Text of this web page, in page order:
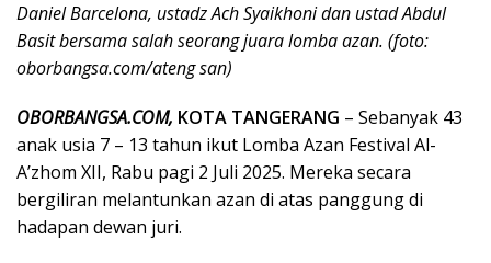
Daniel Barcelona, ustadz Ach Syaikhoni dan ustad Abdul
Basit bersama salah seorang juara lomba azan. (foto:
oborbangsa.com/ateng san)
OBORBANGSA.COM, KOTA TANGERANG – Sebanyak 43
anak usia 7 – 13 tahun ikut Lomba Azan Festival Al-
A’zhom XII, Rabu pagi 2 Juli 2025. Mereka secara
bergiliran melantunkan azan di atas panggung di
hadapan dewan juri.